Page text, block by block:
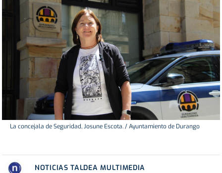
La concejala de Seguridad, Josune Escota. / Ayuntamiento de Durango
NOTICIAS TALDEA MULTIMEDIA